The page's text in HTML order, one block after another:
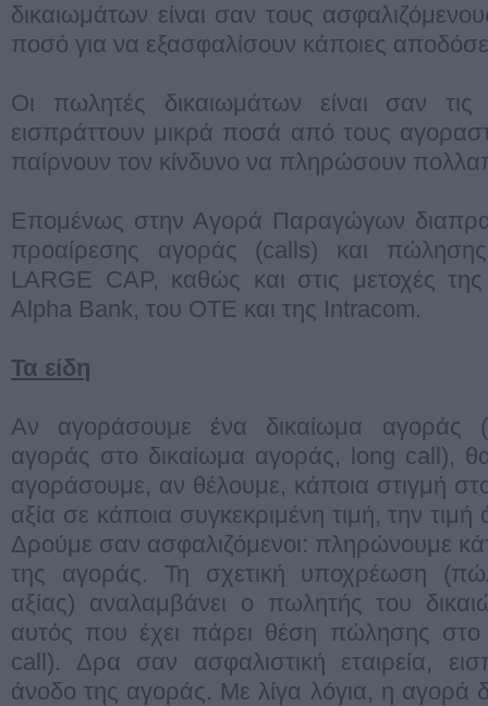
δικαιωμάτων είναι σαν τους
ποσό για να εξασφαλίσουν κάποιες
Oι πωλητές δικαιωμάτων είναι σαν τις
εισπράττουν μικρά ποσά από τους
παίρνουν τον κίνδυνο να πληρώσουν
Επομένως στην Αγορά Παραγώγων
προαίρεσης αγοράς (calls) και
LARGE CAP, καθώς και στις μετοχές
Alpha Bank, του OΤΕ και της Intracom.
Τα είδη
Αν αγοράσουμε ένα δικαίωμα αγοράς
αγοράς στο δικαίωμα αγοράς, long call),
αγοράσουμε, αν θέλουμε, κάποια στιγμή
αξία σε κάποια συγκεκριμένη τιμή, την
Δρούμε σαν ασφαλιζόμενοι: πληρώνουμε
της αγοράς. Τη σχετική υποχρέωση
αξίας) αναλαμβάνει ο πωλητής του
αυτός που έχει πάρει θέση πώλησης
call). Δρα σαν ασφαλιστική εταιρεία,
άνοδο της αγοράς. Με λίγα λόγια, η αγορά